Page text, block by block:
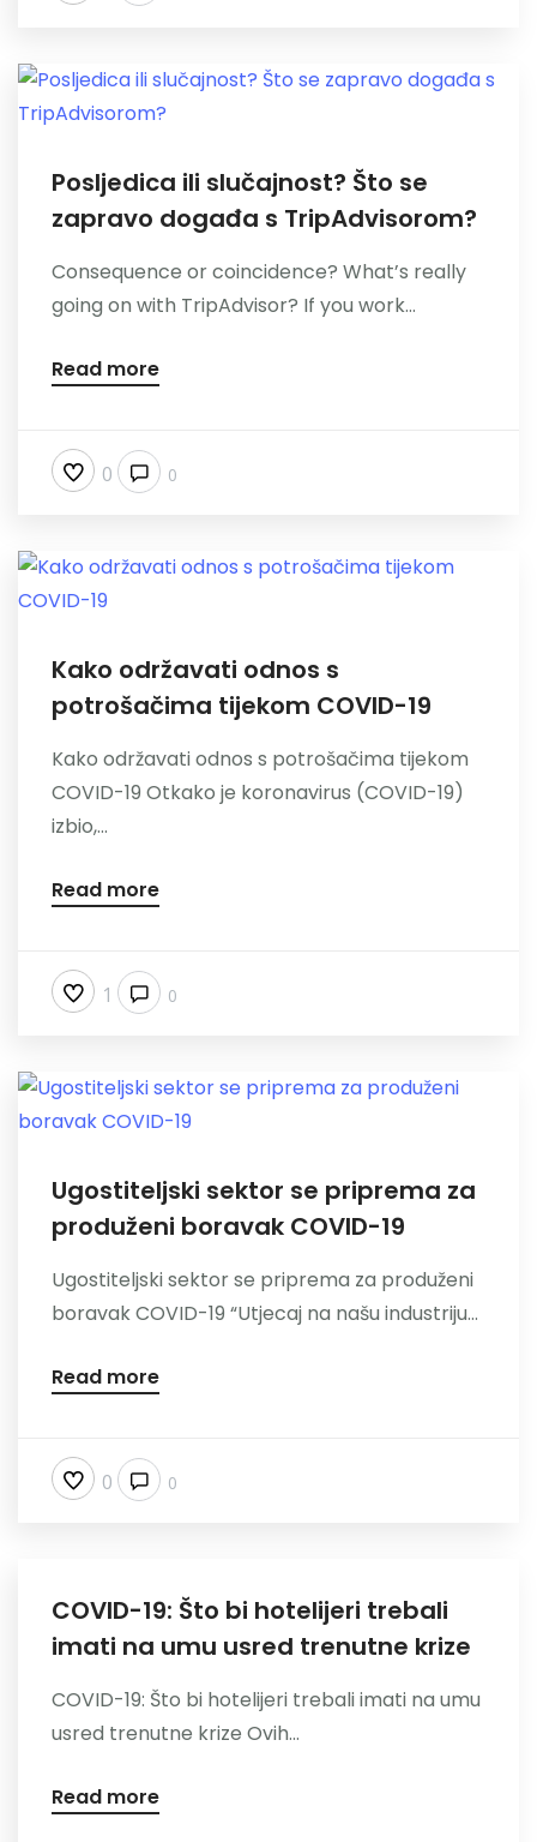
Posljedica ili slučajnost? Što se
zapravo događa s TripAdvisorom?
Consequence or coincidence? What’s really
going on with TripAdvisor? If you work...
Read more
0 0
Kako održavati odnos s
potrošačima tijekom COVID-19
Kako održavati odnos s potrošačima tijekom
COVID-19 Otkako je koronavirus (COVID-19)
izbio,...
Read more
1 0
Ugostiteljski sektor se priprema za
produženi boravak COVID-19
Ugostiteljski sektor se priprema za produženi
boravak COVID-19 “Utjecaj na našu industriju...
Read more
0 0
COVID-19: Što bi hotelijeri trebali
imati na umu usred trenutne krize
COVID-19: Što bi hotelijeri trebali imati na umu
usred trenutne krize Ovih...
Read more